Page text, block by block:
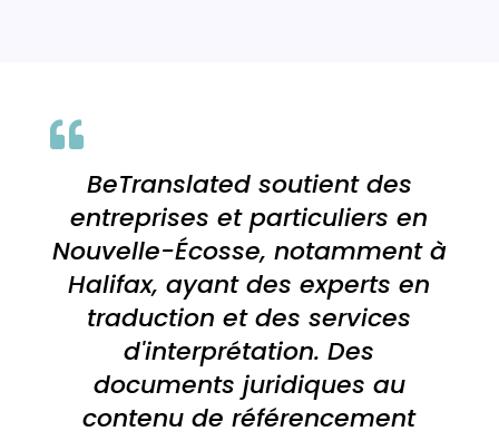

BeTranslated soutient des
entreprises et particuliers en
Nouvelle-Écosse, notamment à
Halifax, ayant des experts en
traduction et des services
d'interprétation. Des
documents juridiques au
contenu de référencement